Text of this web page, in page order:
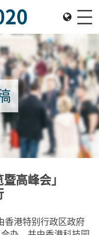
2020, Venue: Hall 1A-C, HKCEC
高峰会」
香港特别行政区政府